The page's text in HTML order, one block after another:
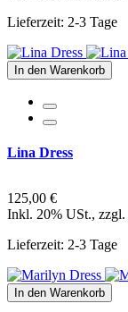
Lieferzeit: 2-3 Tage
In den Warenkorb
Lina Dress
125,00 €
Inkl. 20% USt., zzgl.
Lieferzeit: 2-3 Tage
In den Warenkorb